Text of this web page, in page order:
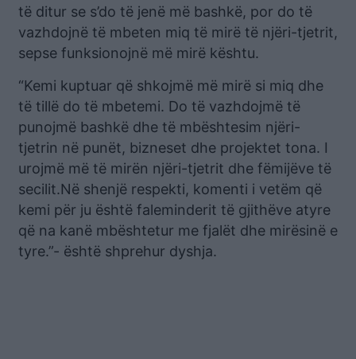
të ditur se s’do të jenë më bashkë, por do të
vazhdojnë të mbeten miq të mirë të njëri-tjetrit,
sepse funksionojnë më mirë kështu.
“Kemi kuptuar që shkojmë më mirë si miq dhe
të tillë do të mbetemi. Do të vazhdojmë të
punojmë bashkë dhe të mbështesim njëri-
tjetrin në punët, bizneset dhe projektet tona. I
urojmë më të mirën njëri-tjetrit dhe fëmijëve të
secilit.Në shenjë respekti, komenti i vetëm që
kemi për ju është faleminderit të gjithëve atyre
që na kanë mbështetur me fjalët dhe mirësinë e
tyre.”- është shprehur dyshja.